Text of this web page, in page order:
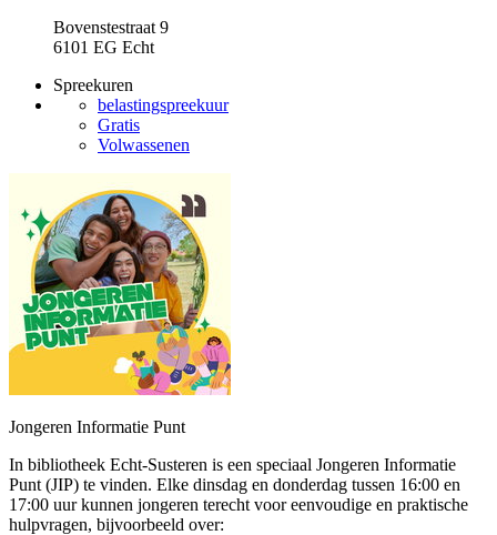
Bovenstestraat 9
6101 EG Echt
Spreekuren
belastingspreekuur
Gratis
Volwassenen
Jongeren Informatie Punt
In bibliotheek Echt-Susteren is een speciaal Jongeren Informatie
Punt (JIP) te vinden. Elke dinsdag en donderdag tussen 16:00 en
17:00 uur kunnen jongeren terecht voor eenvoudige en praktische
hulpvragen, bijvoorbeeld over: